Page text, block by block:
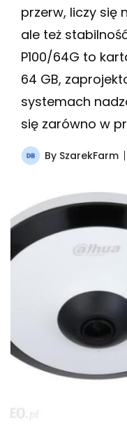
przerw, liczy się
ale też
P100/64G to
64 GB,
systemach
się zarówno w
By SzarekFarm